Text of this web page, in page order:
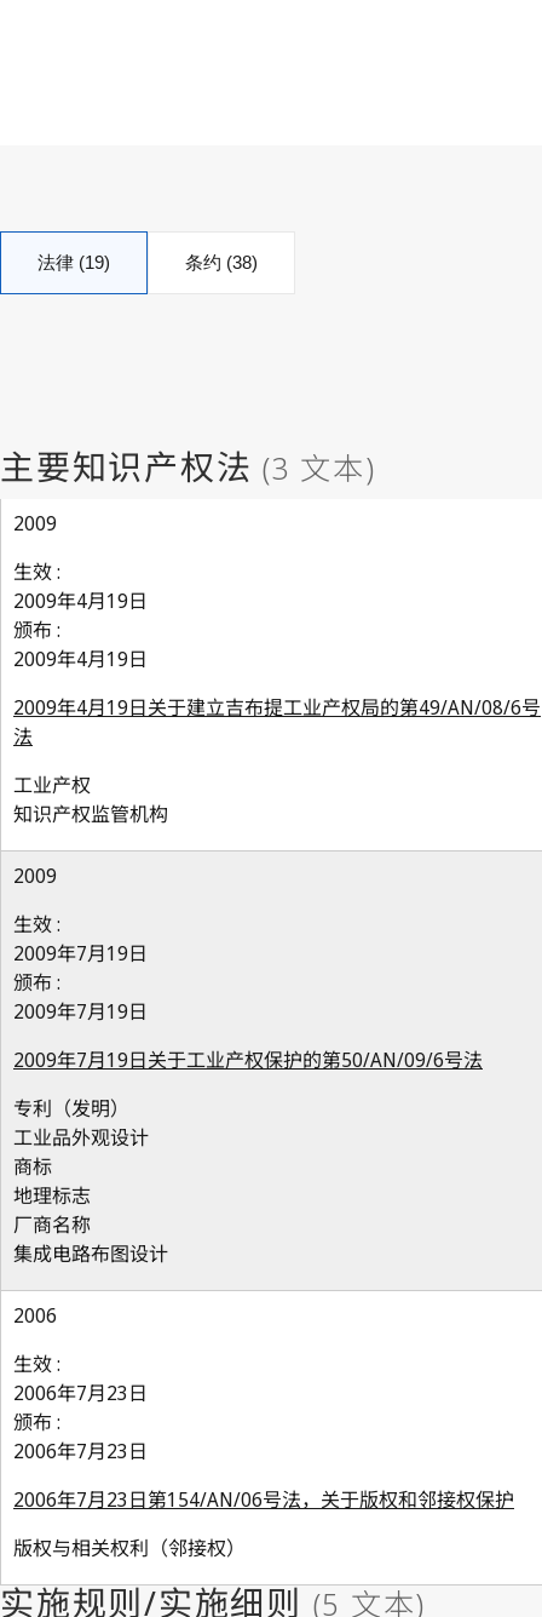
法律 (19) 条约 (38)
2009
生效 :
2009年4月19日
颁布 :
2009年4月19日
2009年4月19日关于建立吉布提工业产权局的第49/AN/08/6号
法
工业产权
知识产权监管机构
2009
生效 :
2009年7月19日
颁布 :
2009年7月19日
2009年7月19日关于工业产权保护的第50/AN/09/6号法
专利（发明）
工业品外观设计
商标
地理标志
厂商名称
集成电路布图设计
2006
生效 :
2006年7月23日
颁布 :
2006年7月23日
2006年7月23日第154/AN/06号法，关于版权和邻接权保护
版权与相关权利（邻接权）